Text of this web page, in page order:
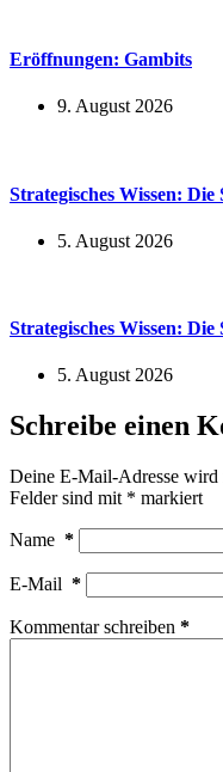
Eröffnungen: Gambits
9. August 2026
Strategisches Wissen:
5. August 2026
Strategisches Wissen:
5. August 2026
Schreibe einen
Deine E-Mail-Adresse
Felder sind mit * markiert
Name *
E-Mail *
Kommentar schreiben *